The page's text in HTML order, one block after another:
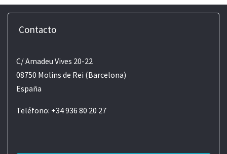
Contacto
C/ Amadeu Vives 20-22
08750 Molins de Rei (Barcelona)
España
Teléfono: +34 936 80 20 27